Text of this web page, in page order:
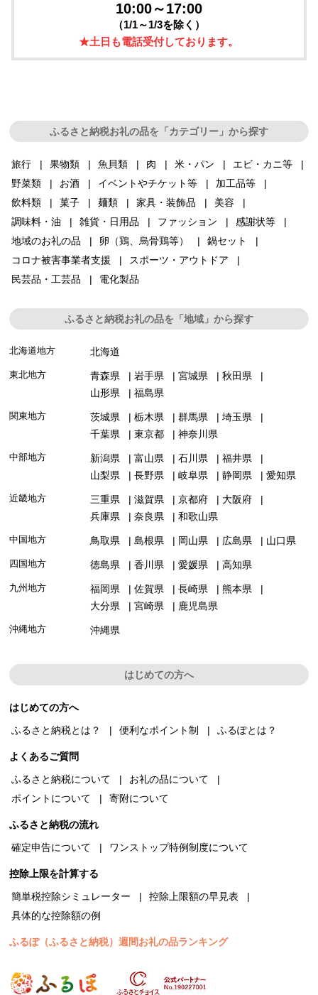
10:00～17:00
（1/1～1/3を除く）
★土日も電話受付しております。
ふるさと納税お礼の品を「カテゴリー」から探す
旅行 果物類 魚貝類 肉 米・パン
エビ・カニ等
野菜類
お酒 イベントやチケット等
加工品等
飲料類
菓子 麺類 家具・装飾品
美容
調味料・油
雑貨・日用品 ファッション
感謝状等
地域のお礼の品
卵（鶏、烏骨鶏等）
鍋セット
コロナ被害事業者支援
スポーツ・アウトドア
民芸品・工芸品
電化製品
ふるさと納税お礼の品を「地域」から探す
北海道地方 北海道
東北地方 青森県 岩手県 宮城県
秋田県
山形県
福島県
関東地方 茨城県 栃木県 群馬県
埼玉県
千葉県
東京都 神奈川県
中部地方 新潟県 富山県 石川県
福井県
山梨県
長野県 岐阜県 静岡県 愛知県
近畿地方 三重県 滋賀県 京都府
大阪府
兵庫県
奈良県 和歌山県
中国地方 鳥取県 島根県 岡山県 広島県 山口県
四国地方 徳島県 香川県 愛媛県 高知県
九州地方 福岡県 佐賀県 長崎県
熊本県
大分県
宮崎県 鹿児島県
沖縄地方 沖縄県
はじめての方へ
はじめての方へ
ふるさと納税とは？
便利なポイント制 ふるぽとは？
よくあるご質問
ふるさと納税について
お礼の品について
ポイントについて
寄附について
ふるさと納税の流れ
確定申告について
ワンストップ特例制度について
控除上限を計算する
簡単税控除シミュレーター
控除上限額の早見表
具体的な控除額の例
ふるぽ（ふるさと納税）週間お礼の品ランキング